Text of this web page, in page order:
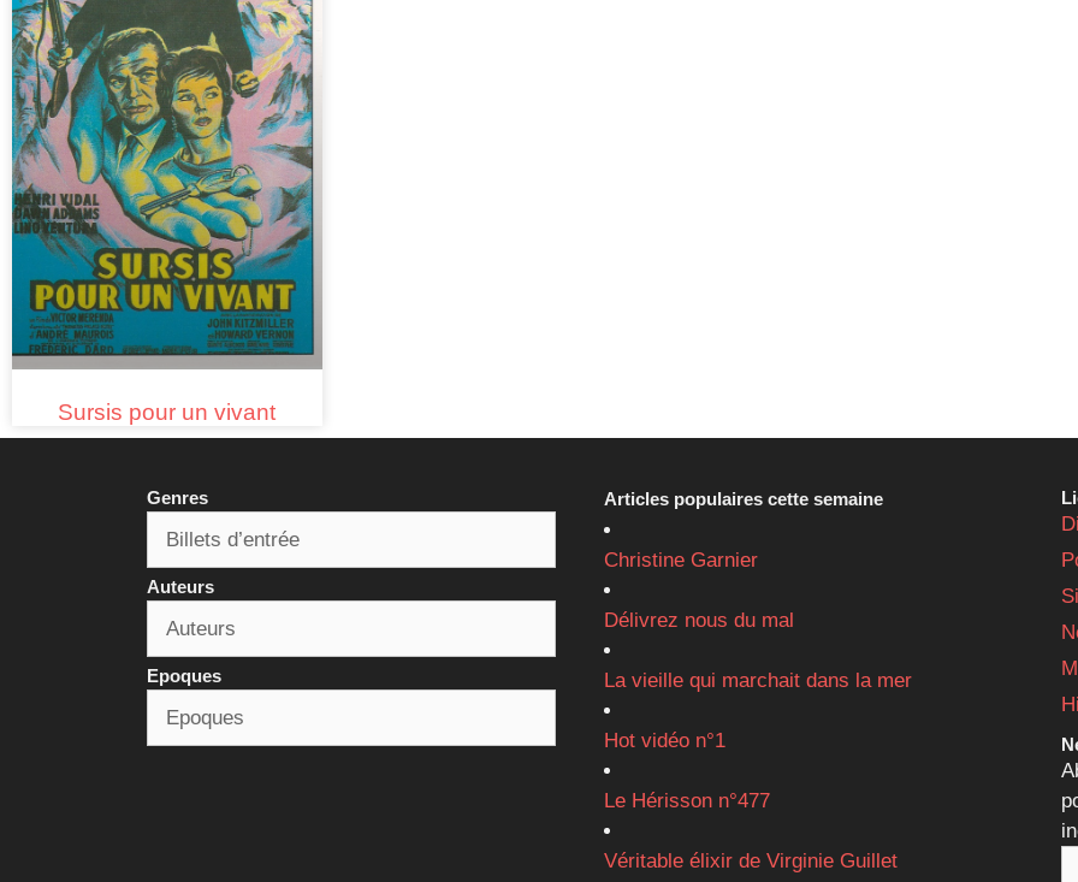
Sursis pour un vivant
Genres
Auteurs
Epoques
Articles populaires cette semaine
Christine Garnier
Délivrez nous du mal
La vieille qui marchait dans la mer
Hot vidéo n°1
Le Hérisson n°477
Véritable élixir de Virginie Guillet